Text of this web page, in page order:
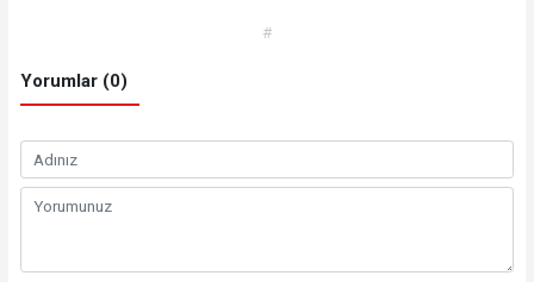
#
Yorumlar (0)